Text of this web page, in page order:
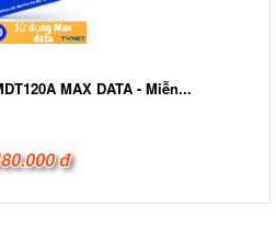
MAX DATA - Miễn...
đ